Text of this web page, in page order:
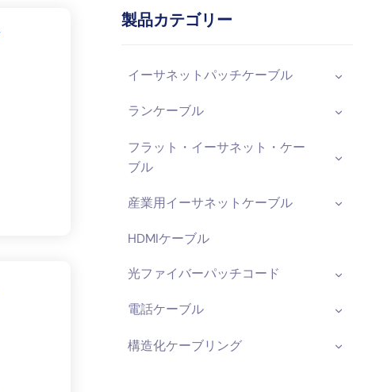
製品カテゴリー
イーサネットパッチケーブル
ランケーブル
フラット・イーサネット・ケー
ブル
産業用イーサネットケーブル
HDMIケーブル
光ファイバーパッチコード
電話ケーブル
構造化ケーブリング